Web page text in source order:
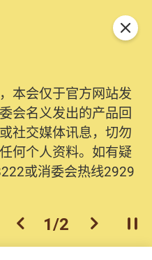
本会仅于官方网站发
会名义发出的产品回
社交媒体讯息，切勿
何个人资料。如有疑
或消委会热线2929
全，本会的投诉处理
功能。由2025年11月
本联络资料（包括姓
，才可提交投诉、查
清晰整合于帐户中，
上一个
2/2 下一个开
关闭